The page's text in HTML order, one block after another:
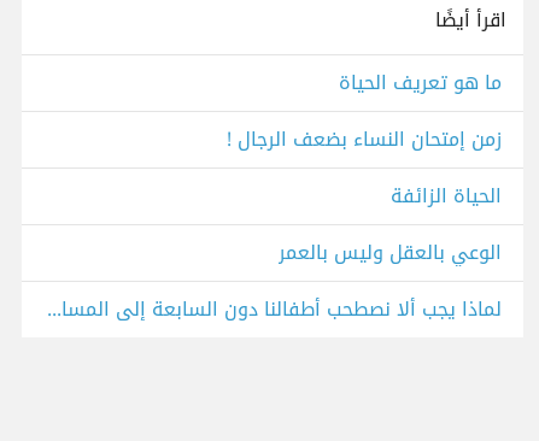
اقرأ أيضًا
ما هو تعريف الحياة
زمن إمتحان النساء بضعف الرجال !
الحياة الزائفة
الوعي بالعقل وليس بالعمر
لماذا يجب ألا نصطحب أطفالنا دون السابعة إلى المساجد ؟